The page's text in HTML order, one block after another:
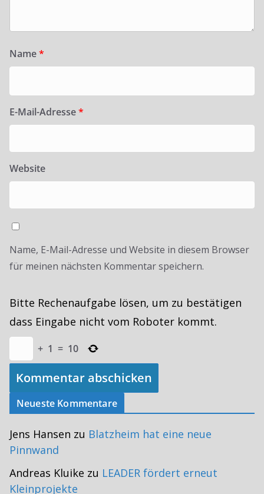
Name*
E-Mail-Adresse*
Website
Name, E-Mail-Adresse und Website in diesem Browser
für meinen nächsten Kommentar speichern.
Bitte Rechenaufgabe lösen, um zu bestätigen
dass Eingabe nicht vom Roboter kommt.
+ 1 = 10
Neueste Kommentare
Jens Hansen zu Blatzheim hat eine neue
Pinnwand
Andreas Kluike zu LEADER fördert erneut
Kleinprojekte